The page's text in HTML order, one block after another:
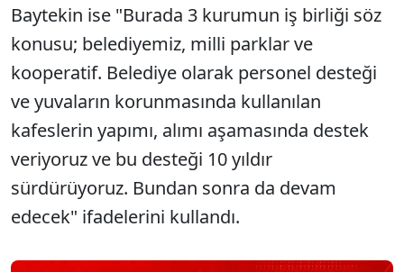
Baytekin ise "Burada 3 kurumun iş birliği söz
konusu; belediyemiz, milli parklar ve
kooperatif. Belediye olarak personel desteği
ve yuvaların korunmasında kullanılan
kafeslerin yapımı, alımı aşamasında destek
veriyoruz ve bu desteği 10 yıldır
sürdürüyoruz. Bundan sonra da devam
edecek" ifadelerini kullandı.